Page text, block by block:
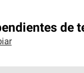
de